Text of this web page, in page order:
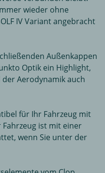
wieder ohne
IV Variant angebracht
Außenkappen
Optik ein Highlight,
Aerodynamik auch
für Ihr Fahrzeug mit
ist mit einer
wenn Sie unter der